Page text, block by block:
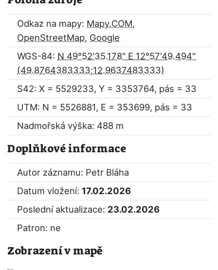
Odkaz na mapy: Mapy.COM,
OpenStreetMap, Google
WGS-84: N 49°52'35.178" E 12°57'49.494"
S42: X = 5529233, Y = 3353764, pás = 33
UTM: N = 5526881, E = 353699, pás = 33
Nadmořská výška: 488 m
Doplňkové informace
Autor záznamu: Petr Bláha
Datum vložení: 17.02.2026
Poslední aktualizace: 23.02.2026
Patron: ne
Zobrazení v mapě